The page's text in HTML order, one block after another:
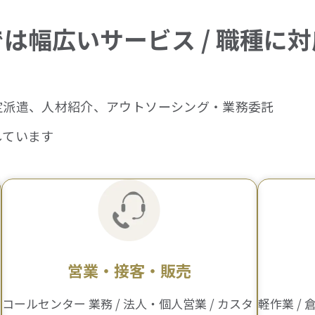
幅広いサービス / 職種に
遣、人材紹介、アウトソーシング・業務委託
います
営業・接客・販売
コールセンター 業務 / 法人・個人営業 / カスタ 軽作業 /